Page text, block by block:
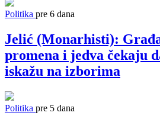
Politika pre 6 dana
Jelić (Monarhisti):
promena i jedva čekaju
iskažu na izborima
Politika pre 5 dana